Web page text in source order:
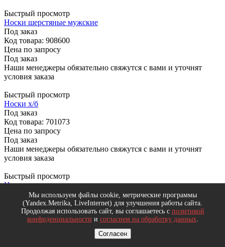
Быстрый просмотр
Носки шерстяные мужские
Под заказ
Код товара: 908600
Цена по запросу
Под заказ
Наши менеджеры обязательно свяжутся с вами и уточнят
условия заказа
Быстрый просмотр
Носки х/б
Под заказ
Код товара: 701073
Цена по запросу
Под заказ
Наши менеджеры обязательно свяжутся с вами и уточнят
условия заказа
Быстрый просмотр
Носки мужские толстые шерстяные
Под заказ
Код товара: 819600
Цена по запросу
Под заказ
Наши менеджеры обязательно свяжутся с вами и уточнят
Мы используем файлы cookie, метрические программы
(Yandex.Metrika, LiveInternet) для улучшения работы сайта.
Продолжая использовать сайт, вы соглашаетесь с политикой
конфиденциальности и согласием на обработку данных.
Согласен